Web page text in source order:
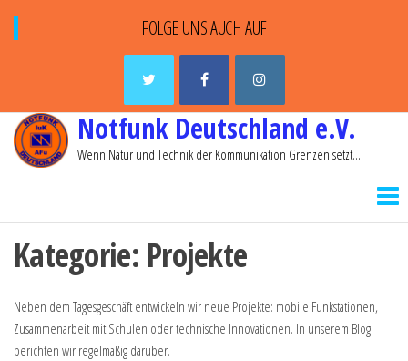
FOLGE UNS AUCH AUF
Notfunk Deutschland e.V.
Wenn Natur und Technik der Kommunikation Grenzen setzt….
Kategorie: Projekte
Neben dem Tagesgeschäft entwickeln wir neue Projekte: mobile Funkstationen,
Zusammenarbeit mit Schulen oder technische Innovationen. In unserem Blog
berichten wir regelmäßig darüber.